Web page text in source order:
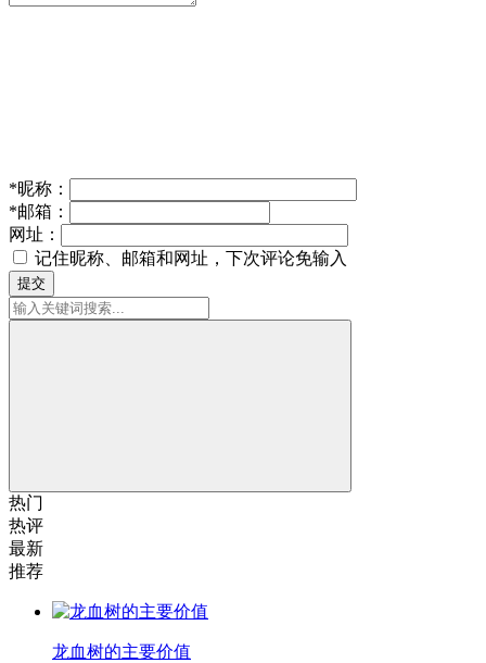
*昵称：
*邮箱：
网址：
记住昵称、邮箱和网址，下次评论免输入
提交
热门
热评
最新
推荐
龙血树的主要价值